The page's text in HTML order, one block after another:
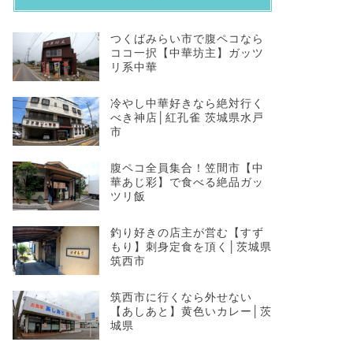
つくばみらい市で腹ペコなら
ココ一択【中華坊主】ガッツ
リ系中華
冷やし中華好きなら絶対行く
べき神店│紅孔雀 茨城県水戸
市
​腹ペコ全員集合！笠間市【中
華あじ彩】で食べる絶品ガッ
ツリ飯
釣り好きの店主が営む【すず
もり】刺身定食を頂く│茨城県
筑西市
​筑西市に行くなら外せない
【あしあと】黄色いカレー│茨
城県